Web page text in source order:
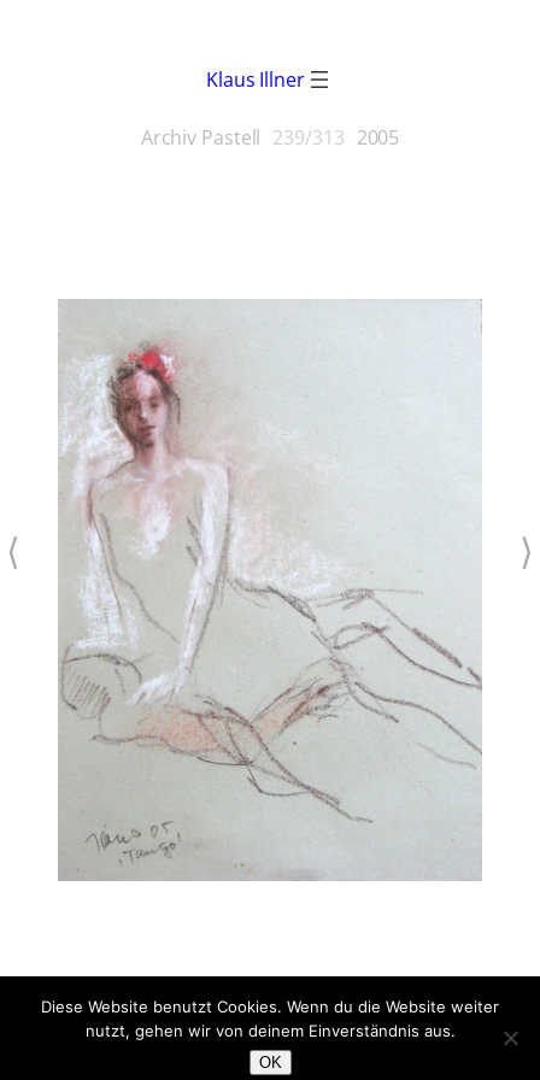
Klaus Illner
Archiv Pastell 239/313 2005
Tango
Pastell auf Papier
⟨ ⟩
Diese Website benutzt Cookies. Wenn du die Website weiter
nutzt, gehen wir von deinem Einverständnis aus.
OK